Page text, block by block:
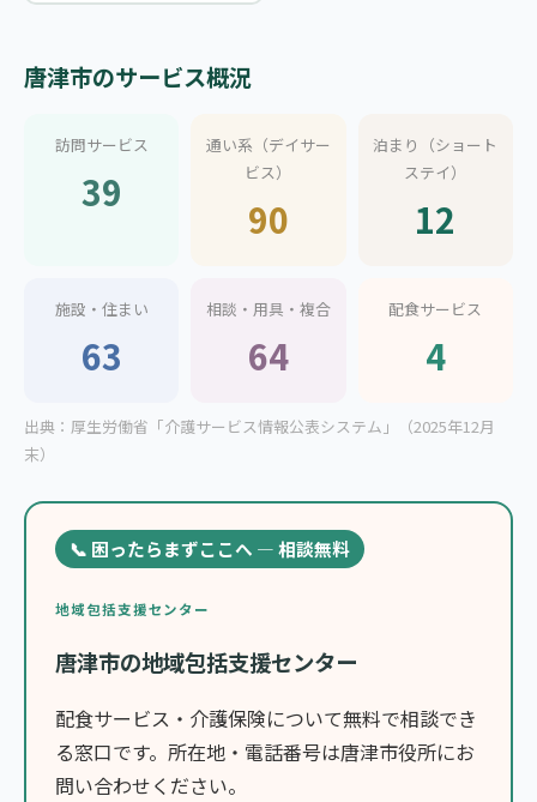
唐津市のサービス概況
訪問サービス
39
通い系（デイサー
ビス）
90
泊まり（ショート
ステイ）
12
施設・住まい
63
相談・用具・複合
64
配食サービス
4
出典：厚生労働省「介護サービス情報公表システム」（2025年12月
末）
📞 困ったらまずここへ — 相談無料
地域包括支援センター
唐津市の地域包括支援センター
配食サービス・介護保険について無料で相談でき
る窓口です。所在地・電話番号は唐津市役所にお
問い合わせください。